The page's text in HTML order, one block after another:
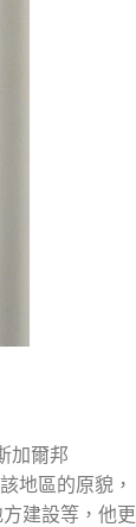
加爾邦
地區的原貌，
建設等，他更